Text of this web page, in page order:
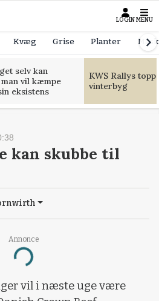
LOGIN MENU
Kvæg Grise Planter
selv kan
vil kæmpe
eksistens
KWS Rallys
vinterbyg
Annonce
Loading...
kan skubbe til
vil i næste uge være